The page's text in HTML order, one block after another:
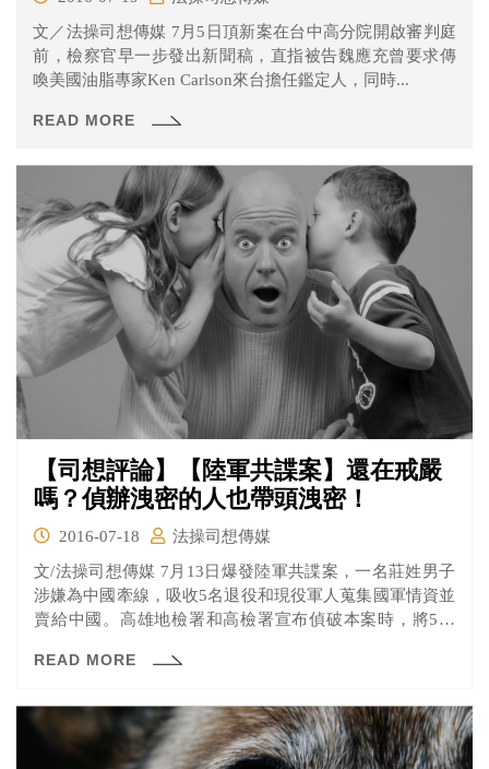
文／法操司想傳媒 7月5日頂新案在台中高分院開啟審判庭
前，檢察官早一步發出新聞稿，直指被告魏應充曾要求傳
喚美國油脂專家Ken Carlson來台擔任鑑定人，同時...
READ MORE
【司想評論】【陸軍共諜案】還在戒嚴
嗎？偵辦洩密的人也帶頭洩密！
2016-07-18
法操司想傳媒
文/法操司想傳媒 7月13日爆發陸軍共諜案，一名莊姓男子
涉嫌為中國牽線，吸收5名退役和現役軍人蒐集國軍情資並
賣給中國。高雄地檢署和高檢署宣布偵破本案時，將5名
READ MORE